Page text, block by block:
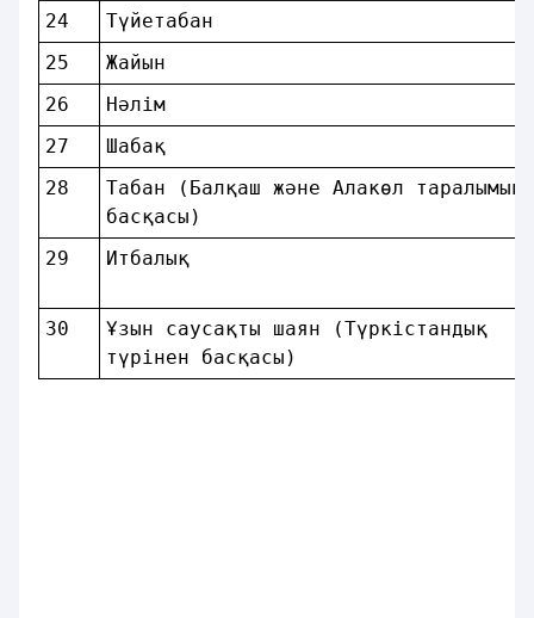
24
25
26
27
28
Табан (Балқаш және Алакөл
29
30
Ұзын саусақты шаян
түрiнен